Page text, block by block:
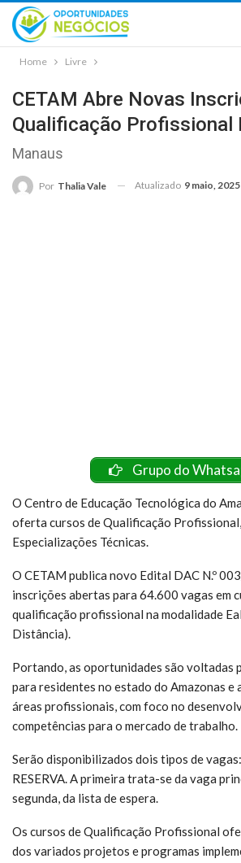
Home Livre
CETAM Abre Novas
Qualificação Profissional
Manaus
Por Thalia Vale Atualizado 9 maio, 2025
Grupo do
O Centro de Educação Tecnológica do
oferta cursos de Qualificação
Especializações Técnicas.
O CETAM publica novo Edital DAC N.º
inscrições abertas para 64.600 vagas em
qualificação profissional na modalidade
Distância).
Portando, as oportunidades são voltadas
para residentes no estado do Amazonas e
áreas profissionais, com foco no
competências para o mercado de trabalho.
Serão disponibilizados dois tipos de
RESERVA. A primeira trata-se da vaga
segunda, da lista de espera.
Os cursos de Qualificação Profissional
dos variados projetos e programas